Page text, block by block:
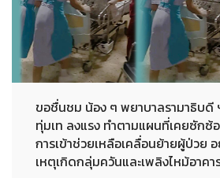
ขอชื่นชม น้อง ๆ พยาบาลรามาธิบดี
ทุ่มเท ลงแรง ทำตามแผนที่เคยซักซ้
การเข้าช่วยเหลือเคลื่อนย้ายผู้ป่วย
เหตุเกิดกลุ่มควันและเพลิงไหม้อาค